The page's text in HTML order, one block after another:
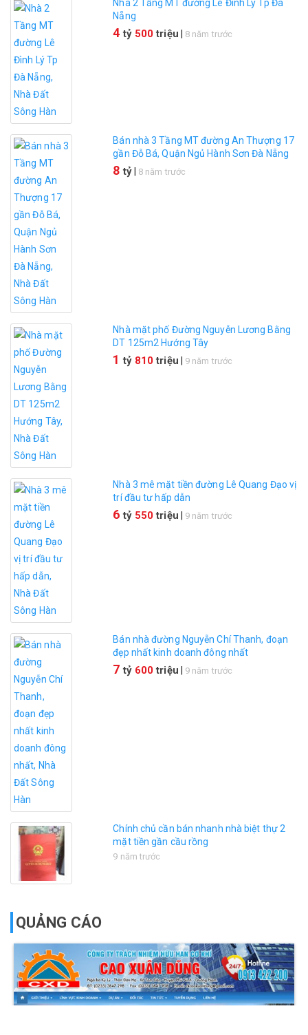
Nhà 2 Tầng MT đường Lê Đình Lý Tp Đà
Nẵng
4tỷ500triệu 8 năm trước
Bán nhà 3 Tầng MT đường An Thượng 17
gần Đỗ Bá, Quận Ngủ Hành Sơn Đà Nẵng
8tỷ 8 năm trước
Nhà mặt phố Đường Nguyễn Lương Bằng
DT 125m2 Hướng Tây
1tỷ810triệu 9 năm trước
Nhà 3 mê mặt tiền đường Lê Quang Đạo vị
trí đầu tư hấp dẫn
6tỷ550triệu 9 năm trước
Bán nhà đường Nguyễn Chí Thanh, đoạn
đẹp nhất kinh doanh đông nhất
7tỷ600triệu 9 năm trước
Chính chủ cần bán nhanh nhà biệt thự 2
mặt tiền gần cầu rồng
9 năm trước
QUẢNG CÁO